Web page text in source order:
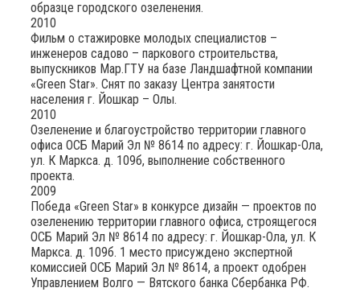
образце городского озеленения.
2010
Фильм о стажировке молодых специалистов –
инженеров садово – паркового строительства,
выпускников Мар.ГТУ на базе Ландшафтной компании
«Green Star». Снят по заказу Центра занятости
населения г. Йошкар – Олы.
2010
Озеленение и благоустройство территории главного
офиса ОСБ Марий Эл № 8614 по адресу: г. Йошкар-Ола,
ул. К Маркса. д. 109б, выполнение собственного
проекта.
2009
Победа «Green Star» в конкурсе дизайн — проектов по
озеленению территории главного офиса, строящегося
ОСБ Марий Эл № 8614 по адресу: г. Йошкар-Ола, ул. К
Маркса. д. 109б. 1 место присуждено экспертной
комиссией ОСБ Марий Эл № 8614, а проект одобрен
Управлением Волго — Вятского банка Сбербанка РФ.